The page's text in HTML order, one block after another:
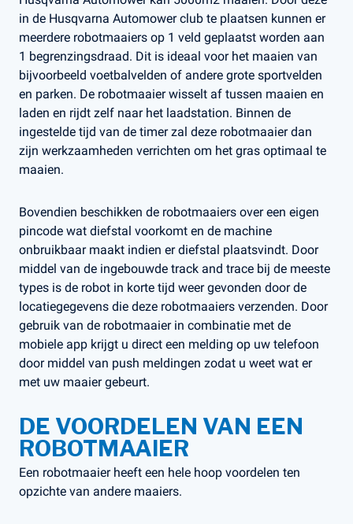
in de Husqvarna Automower club te plaatsen kunnen er
meerdere robotmaaiers op 1 veld geplaatst worden aan
1 begrenzingsdraad. Dit is ideaal voor het maaien van
bijvoorbeeld voetbalvelden of andere grote sportvelden
en parken. De robotmaaier wisselt af tussen maaien en
laden en rijdt zelf naar het laadstation. Binnen de
ingestelde tijd van de timer zal deze robotmaaier dan
zijn werkzaamheden verrichten om het gras optimaal te
maaien.
Bovendien beschikken de robotmaaiers over een eigen
pincode wat diefstal voorkomt en de machine
onbruikbaar maakt indien er diefstal plaatsvindt. Door
middel van de ingebouwde track and trace bij de meeste
types is de robot in korte tijd weer gevonden door de
locatiegegevens die deze robotmaaiers verzenden. Door
gebruik van de robotmaaier in combinatie met de
mobiele app krijgt u direct een melding op uw telefoon
door middel van push meldingen zodat u weet wat er
met uw maaier gebeurt.
DE VOORDELEN VAN EEN
ROBOTMAAIER
Een robotmaaier heeft een hele hoop voordelen ten
opzichte van andere maaiers.